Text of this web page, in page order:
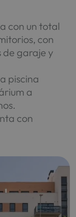
con un total
con
de garaje y
piscina
a
con